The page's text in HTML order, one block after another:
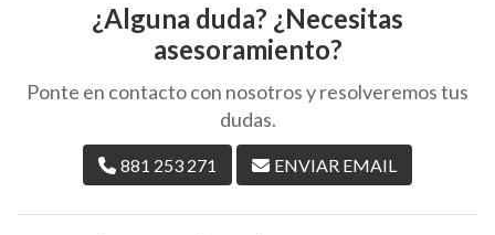
¿Alguna duda? ¿Necesitas
asesoramiento?
Ponte en contacto con nosotros y resolveremos tus
dudas.
881 253 271 ENVIAR EMAIL